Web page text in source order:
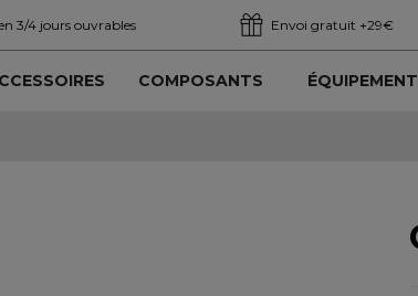
3/4 jours ouvrables Envoi gratuit +29€
COMPOSANTS ÉQUIPEMENT